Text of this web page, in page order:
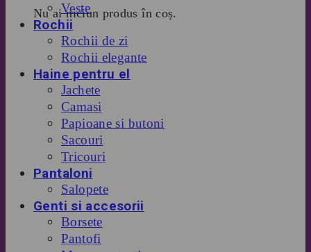
Nu ai niciun produs în coș.
Veste
Rochii
Rochii de zi
Rochii elegante
Haine pentru el
Jachete
Camasi
Papioane si butoni
Sacouri
Tricouri
Pantaloni
Salopete
Genti si accesorii
Borsete
Pantofi